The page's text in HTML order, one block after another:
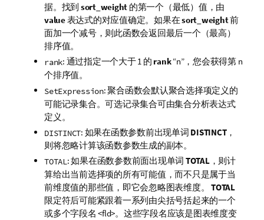
据。找到 sort_weight 的第一个（最低）值，由
value表达式的对应值确定。如果在sort_weight前
面加一个减号，则此函数会返回最后一个（最高）
排序值。
rank: 通过指定一个大于 1 的 rank“n”，您会获得第 n
个排序值。
SetExpression: 聚合函数会默认聚合选择项定义的
可能记录集合。可选记录集合可由集合分析表达式
定义。
DISTINCT: 如果在函数参数前出现单词 DISTINCT，
则将忽略计算该函数参数生成的副本。
TOTAL: 如果在函数参数前面出现单词 TOTAL，则计
算给出当前选择项的所有可能值，而不只是属于当
前维度值的那些值，即它会忽略图表维度。 TOTAL
限定符后可能紧跟着一系列由尖括号括起来的一个
或多个字段名<fld>。这些字段名应该是图表维度变